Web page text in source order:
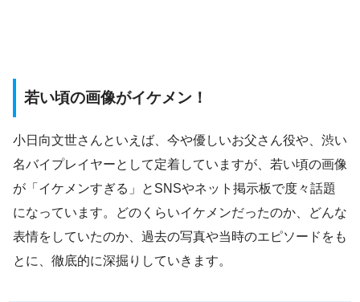
若い頃の画像がイケメン！
小日向文世さんといえば、今や優しいお父さん役や、渋い
名バイプレイヤーとして定着していますが、若い頃の画像
が「イケメンすぎる」とSNSやネット掲示板で度々話題
になっています。どのくらいイケメンだったのか、どんな
表情をしていたのか、過去の写真や当時のエピソードをも
とに、徹底的に深掘りしていきます。